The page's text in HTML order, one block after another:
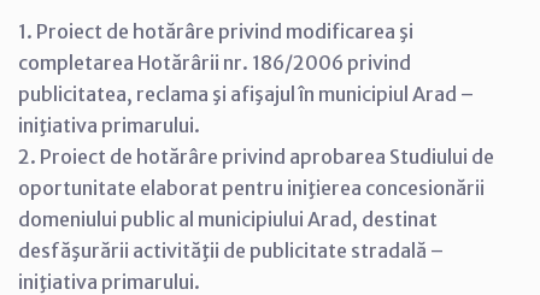
1. Proiect de hotărâre privind modificarea şi
completarea Hotărârii nr. 186/2006 privind
publicitatea, reclama şi afişajul în municipiul Arad –
iniţiativa primarului.
2. Proiect de hotărâre privind aprobarea Studiului de
oportunitate elaborat pentru iniţierea concesionării
domeniului public al municipiului Arad, destinat
desfăşurării activităţii de publicitate stradală –
iniţiativa primarului.